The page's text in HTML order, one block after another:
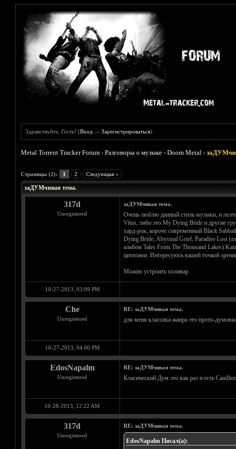
Здравствуйте, Гость! (Вход —Зарегистрироваться)
Metal Torrent Tracker Forum ›Разговоры о музыке ›Doom Metal ›
Страницы (2): 1 2 Следующая »Голосов: 1 - Средняя оценка: 1
1
2
3
4
5
заДУМчивая тема.
317d
Unregistered
заДУМчивая тема.
Очень люблю данный стиль музыки, и
Vitus, либо это My Dying Bride и другие
хард-рок, короче современный Black
Dying Bride, Abysmal Grief, Paradise Lost
альбом Tales From The Thousand Lakes)
цитатами. Интересуюсь вашей точкой
Можно устроить холивар.
10-27-2013, 03:09 PM
Che
Unregistered
RE: заДУМчивая тема.
для меня классика жанра это прото-
10-27-2013, 04:00 PM
EdosNapalm
Unregistered
RE: заДУМчивая тема.
Класический Дум это как раз и есть
10-28-2013, 12:22 AM
317d
Unregistered
RE: заДУМчивая тема.
EdosNapalm Писал(а):